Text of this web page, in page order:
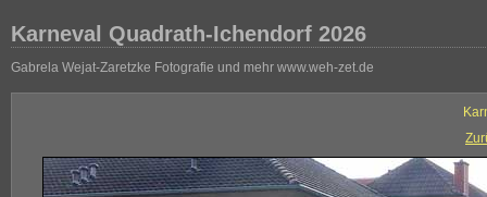
Karneval Quadrath-Ichendorf 2026
Gabrela Wejat-Zaretzke Fotografie und mehr www.weh-zet.de